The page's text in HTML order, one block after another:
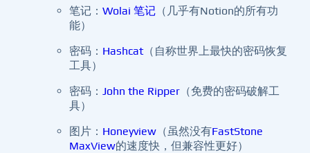
笔记： Wolai 笔记 （几乎有Notion的所有功
能）
密码： Hashcat（自称世界上最快的密码恢复
工具）
密码： John the Ripper （免费的密码破解工
具）
图片： Honeyview （虽然没有FastStone
MaxView的速度快，但兼容性更好）